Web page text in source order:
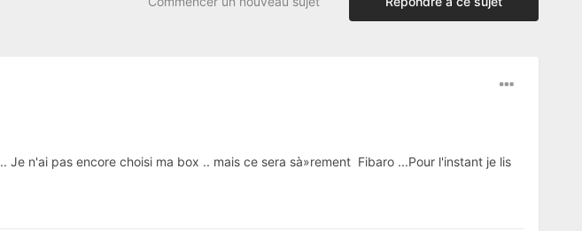
n'ai pas encore choisi ma box .. mais ce sera sà»rement Fibaro ...Pour l'instant je lis